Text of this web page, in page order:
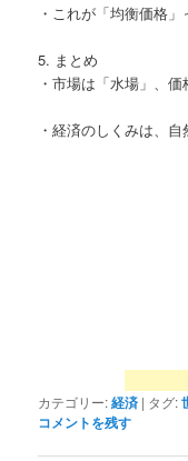
・これが「均衡価格」
5. まとめ
・市場は「水場」、
・経済のしくみは、
カテゴリー:経済 | タグ:
コメントを残す